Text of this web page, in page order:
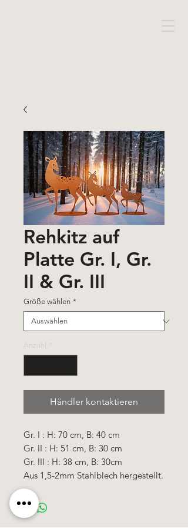
Rehkitz auf
Platte Gr. I, Gr.
II & Gr. III
Größe wählen *
Anzahl
Händler kontaktieren
Gr. I : H: 70 cm, B: 40 cm
Gr. II : H: 51 cm, B: 30 cm
Gr. III : H: 38 cm, B: 30cm
Aus 1,5-2mm Stahlblech hergestellt.